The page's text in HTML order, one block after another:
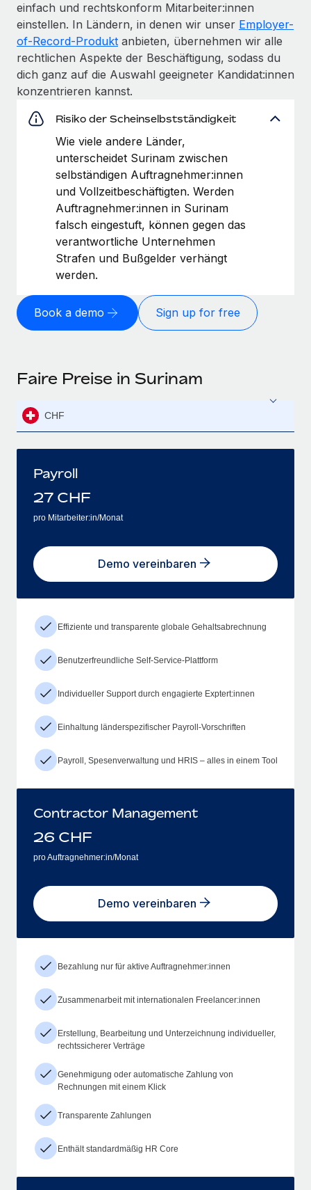
einfach und rechtskonform Mitarbeiter:innen
einstellen. In Ländern, in denen wir unser Employer-
of-Record-Produkt anbieten, übernehmen wir alle
rechtlichen Aspekte der Beschäftigung, sodass du
dich ganz auf die Auswahl geeigneter Kandidat:innen
konzentrieren kannst.
Risiko der Scheinselbstständigkeit
Wie viele andere Länder,
unterscheidet Surinam zwischen
selbständigen Auftragnehmer:innen
und Vollzeitbeschäftigten. Werden
Auftragnehmer:innen in Surinam
falsch eingestuft, können gegen das
verantwortliche Unternehmen
Strafen und Bußgelder verhängt
werden.
Book a demo Sign up for free
Faire Preise in Surinam
CHF
Payroll
27 CHF
pro Mitarbeiter:in/Monat
Demo vereinbaren
Effiziente und transparente globale Gehaltsabrechnung
Benutzerfreundliche Self-Service-Plattform
Individueller Support durch engagierte Exptert:innen
Einhaltung länderspezifischer Payroll-Vorschriften
Payroll, Spesenverwaltung und HRIS – alles in einem Tool
Contractor Management
26 CHF
pro Auftragnehmer:in/Monat
Demo vereinbaren
Bezahlung nur für aktive Auftragnehmer:innen
Zusammenarbeit mit internationalen Freelancer:innen
Erstellung, Bearbeitung und Unterzeichnung individueller,
rechtssicherer Verträge
Genehmigung oder automatische Zahlung von
Rechnungen mit einem Klick
Transparente Zahlungen
Enthält standardmäßig HR Core